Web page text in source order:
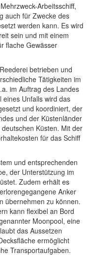
Arbeitsschiff,
auch für Zwecke des
werden kann. Es wird
sein und mit einem
flache Gewässer
betrieben und
Tätigkeiten im
im Auftrag des Landes
eines Unfalls wird das
und koordiniert, der
und der Küstenländer
Küsten. Mit der
für das Schiff
und entsprechenden
der Unterstützung im
Zudem erhält es
Anker
übernehmen zu können.
kann flexibel an Bord
Moonpool, eine
das Aussetzen
ermöglicht
Transportaufgaben.